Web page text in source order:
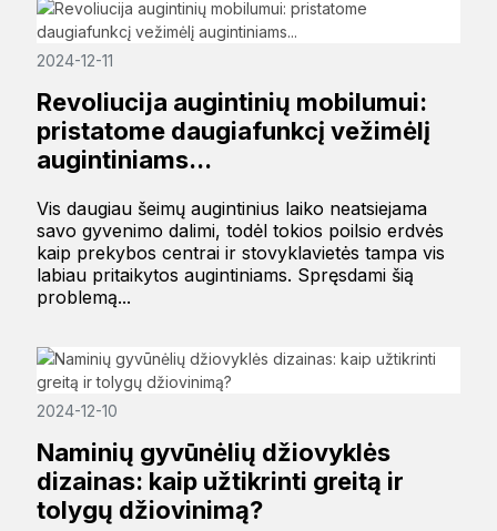
2024-12-11
Revoliucija augintinių mobilumui:
pristatome daugiafunkcį vežimėlį
augintiniams...
Vis daugiau šeimų augintinius laiko neatsiejama
savo gyvenimo dalimi, todėl tokios poilsio erdvės
kaip prekybos centrai ir stovyklavietės tampa vis
labiau pritaikytos augintiniams. Spręsdami šią
problemą...
2024-12-10
Naminių gyvūnėlių džiovyklės
dizainas: kaip užtikrinti greitą ir
tolygų džiovinimą?